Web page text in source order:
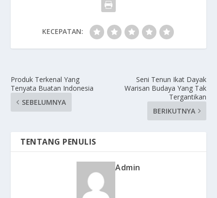
KECEPATAN:
Produk Terkenal Yang
Tenyata Buatan Indonesia
SEBELUMNYA
Seni Tenun Ikat Dayak
Warisan Budaya Yang Tak
Tergantikan
BERIKUTNYA
TENTANG PENULIS
Admin